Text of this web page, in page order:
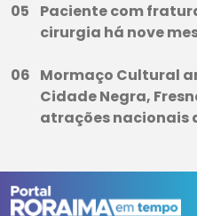
Paciente com
cirurgia há nove
Mormaço Cultural
Cidade Negra,
atrações nacionais